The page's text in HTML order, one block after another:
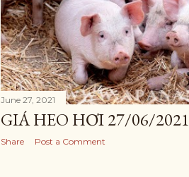
June 27, 2021
GIÁ HEO HƠI 27/06/2021
Share Post a Comment